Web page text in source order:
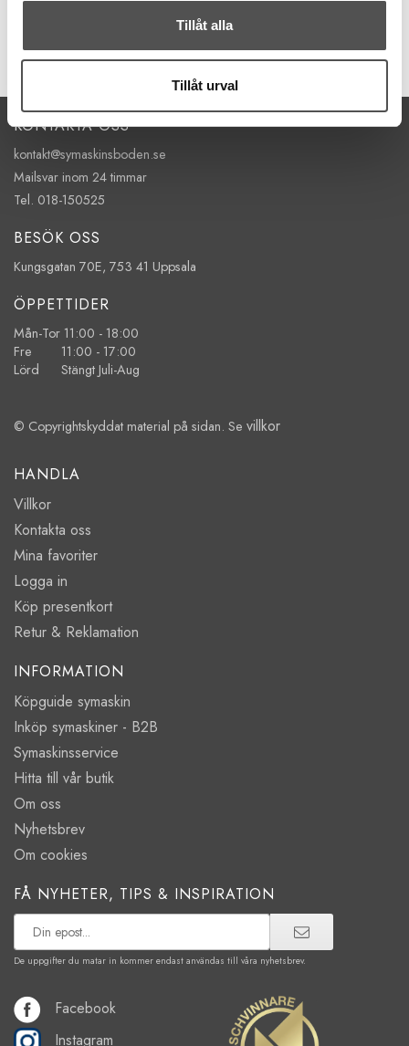
Tillåt alla
Tillåt urval
Finns i lager
KONTAKTA OSS
kontakt@symaskinsboden.se
Mailsvar inom 24 timmar
Tel. 018-150525
BESÖK OSS
Kungsgatan 70E, 753 41 Uppsala
ÖPPETTIDER
Mån-Tor 11:00 - 18:00
Fre 11:00 - 17:00
Lörd Stängt Juli-Aug
© Copyrightskyddat material på sidan. Se villkor
HANDLA
Villkor
Kontakta oss
Mina favoriter
Logga in
Köp presentkort
Retur & Reklamation
INFORMATION
Köpguide symaskin
Inköp symaskiner - B2B
Symaskinsservice
Hitta till vår butik
Om oss
Nyhetsbrev
Om cookies
FÅ NYHETER, TIPS & INSPIRATION
De uppgifter du matar in kommer endast användas till våra nyhetsbrev.
Facebook
Instagram